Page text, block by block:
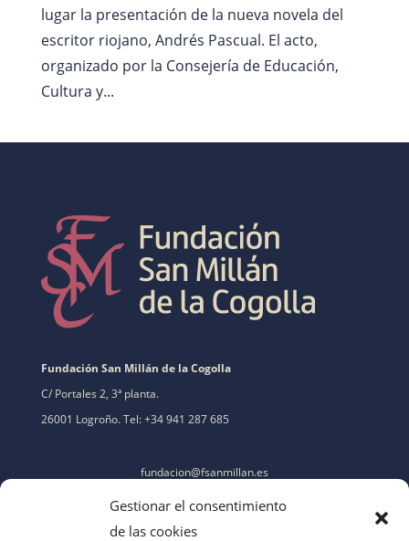
Gestionar el consentimiento
de las cookies
lugar la presentación de la nueva novela del
escritor riojano, Andrés Pascual. El acto,
organizado por la Consejería de Educación,
Cultura y...
Fundación San Millán de la Cogolla
C/ Portales 2, 3ª planta.
26001 Logroño. Tel: +34 941 287 685
fundacion@fsanmillan.es